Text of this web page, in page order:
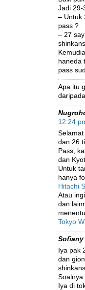
Jadi 29-
– Untuk
pass ?
– 27
haneda
pass
Apa itu
12:24
dan 26
Pass,
dan
Untuk
hanya
Hitachi
Atau
dan
Tokyo
Sofiany
Iya pak
dan
Soalnya
Iya di